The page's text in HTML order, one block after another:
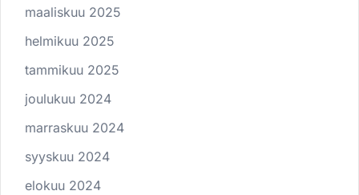
maaliskuu 2025
helmikuu 2025
tammikuu 2025
joulukuu 2024
marraskuu 2024
syyskuu 2024
elokuu 2024